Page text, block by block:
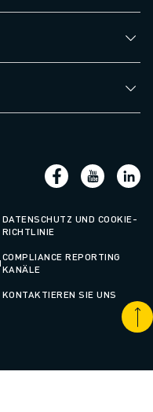
DATENSCHUTZ UND COOKIE-
RICHTLINIE
COMPLIANCE REPORTING
KANÄLE
KONTAKTIEREN SIE UNS